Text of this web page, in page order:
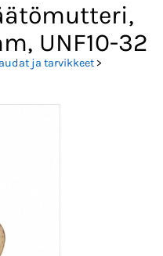
UNF10-32
ja tarvikkeet>